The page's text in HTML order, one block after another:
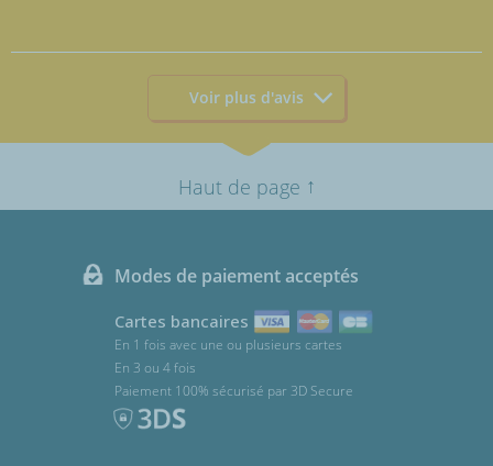
Voir plus d'avis
Haut de page ↑
Modes de paiement acceptés
Cartes bancaires
En 1 fois avec une ou plusieurs cartes
En 3 ou 4 fois
Paiement 100% sécurisé par 3D Secure